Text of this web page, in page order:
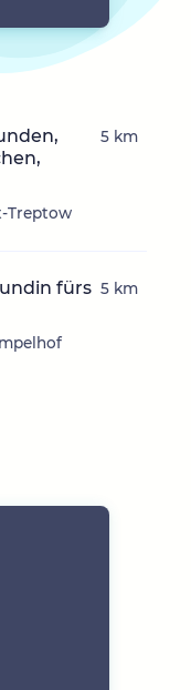
Treptow
5 km
fürs 5 km